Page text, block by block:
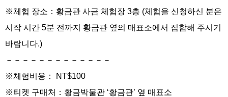
※체험 장소：황금관 사금 체험장 3층 (체험을 신청하신 분은
시작 시간 5분 전까지 황금관 옆의 매표소에서 집합해 주시기
바랍니다.)
－－－－－－－－－－－－－
※체험비용：
NT$100
※티켓 구매처：황금박물관 ‘황금관’ 옆 매표소